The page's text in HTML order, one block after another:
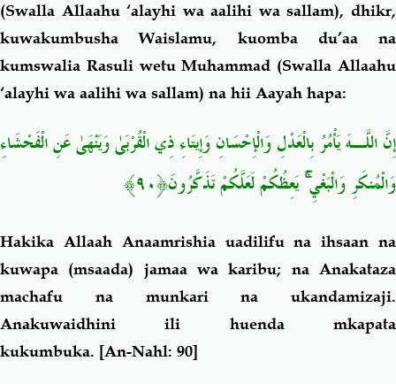
(Swalla Allaahu ‘alayhi wa aalihi wa sallam), dhikr,
kuwakumbusha Waislamu, kuomba du’aa na
kumswalia Rasuli wetu Muhammad (Swalla Allaahu
‘alayhi wa aalihi wa sallam) na hii Aayah hapa:
إِنَّ اللَّـهَ يَأْمُرُ بِالْعَدْلِ وَالْإِحْسَانِ وَإِيتَاءِ ذِي الْقُرْبَىٰ وَيَنْهَىٰ عَنِ الْفَحْشَاءِ
وَالْمُنكَرِ وَالْبَغْيِ ۚ يَعِظُكُمْ لَعَلَّكُمْ تَذَكَّرُونَ﴿٩٠﴾
Hakika Allaah Anaamrishia uadilifu na ihsaan na
kuwapa (msaada) jamaa wa karibu; na Anakataza
machafu na munkari na ukandamizaji.
Anakuwaidhini ili huenda mkapata
kukumbuka. [An-Nahl: 90]